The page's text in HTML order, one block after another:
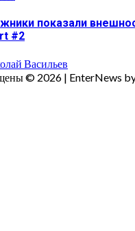
показали
#2
Васильев
© 2026 | EnterNews